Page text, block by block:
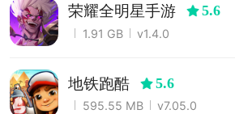
荣耀全明星手游 5.6
1.91 GB v1.4.0
地铁跑酷 5.6
595.55 MB v7.05.0